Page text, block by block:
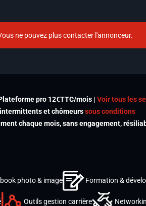
ne pouvez plus contacter l'annonceur.
pro 12€TTC/mois | Voir tous les
et chômeurssous conditions
chaque mois, sans engagement,
photo & image Formation &
Outils gestion carrière